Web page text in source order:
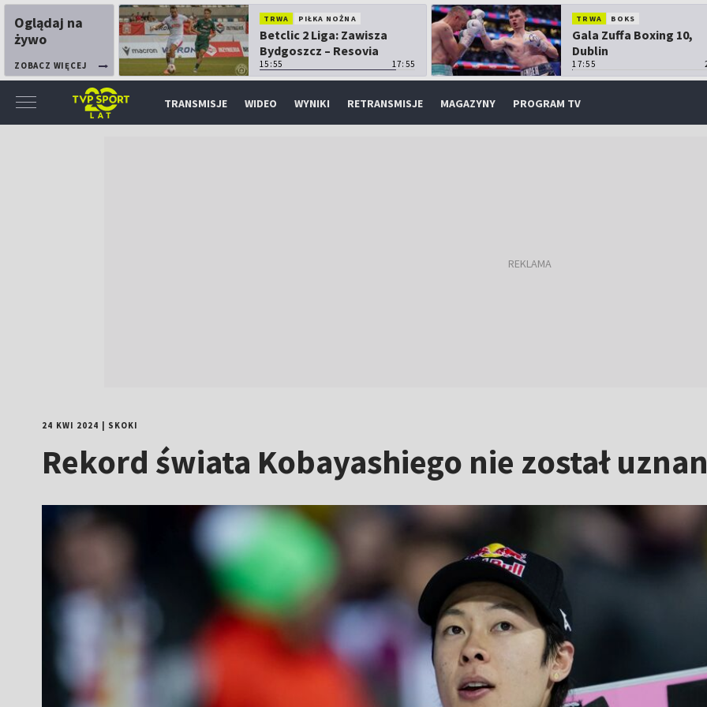
Oglądaj na
żywo
ZOBACZ WIĘCEJ
TRWA PIŁKA NOŻNA
Betclic 2 Liga: Zawisza
Bydgoszcz – Resovia
15:55 17:55
TRWA BOKS
Gala Zuffa Boxing 10,
Dublin
17:55
TRANSMISJE WIDEO WYNIKI RETRANSMISJE MAGAZYNY PROGRAM TV
24 KWI 2024 SKOKI
Rekord świata Kobayashiego nie został